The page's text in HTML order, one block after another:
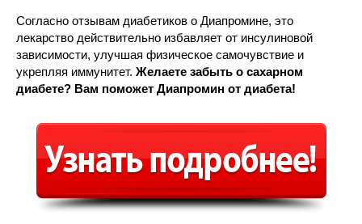
Согласно отзывам диабетиков о Диапромине, это
лекарство действительно избавляет от инсулиновой
зависимости, улучшая физическое самочувствие и
укрепляя иммунитет. Желаете забыть о сахарном
диабете? Вам поможет Диапромин от диабета!